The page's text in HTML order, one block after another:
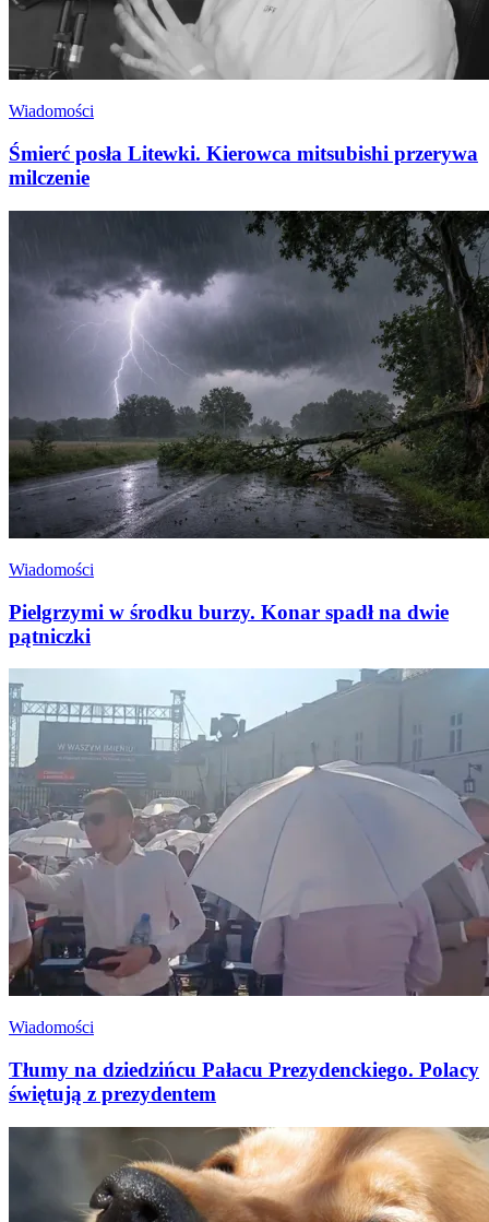
Wiadomości
Śmierć posła Litewki. Kierowca mitsubishi przerywa
milczenie
Wiadomości
Pielgrzymi w środku burzy. Konar spadł na dwie
pątniczki
Wiadomości
Tłumy na dziedzińcu Pałacu Prezydenckiego. Polacy
świętują z prezydentem